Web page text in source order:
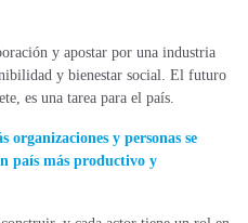
y apostar por una industria
y bienestar social. El futuro
es una tarea para el país.
organizaciones y personas se
país más productivo y